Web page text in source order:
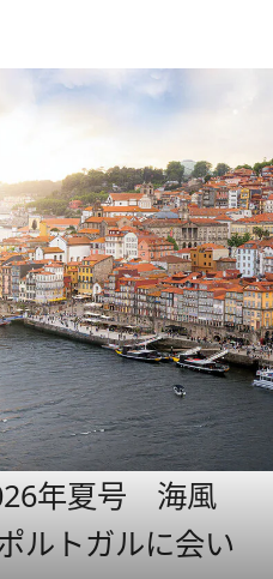
年夏号 海風
ルトガルに会い